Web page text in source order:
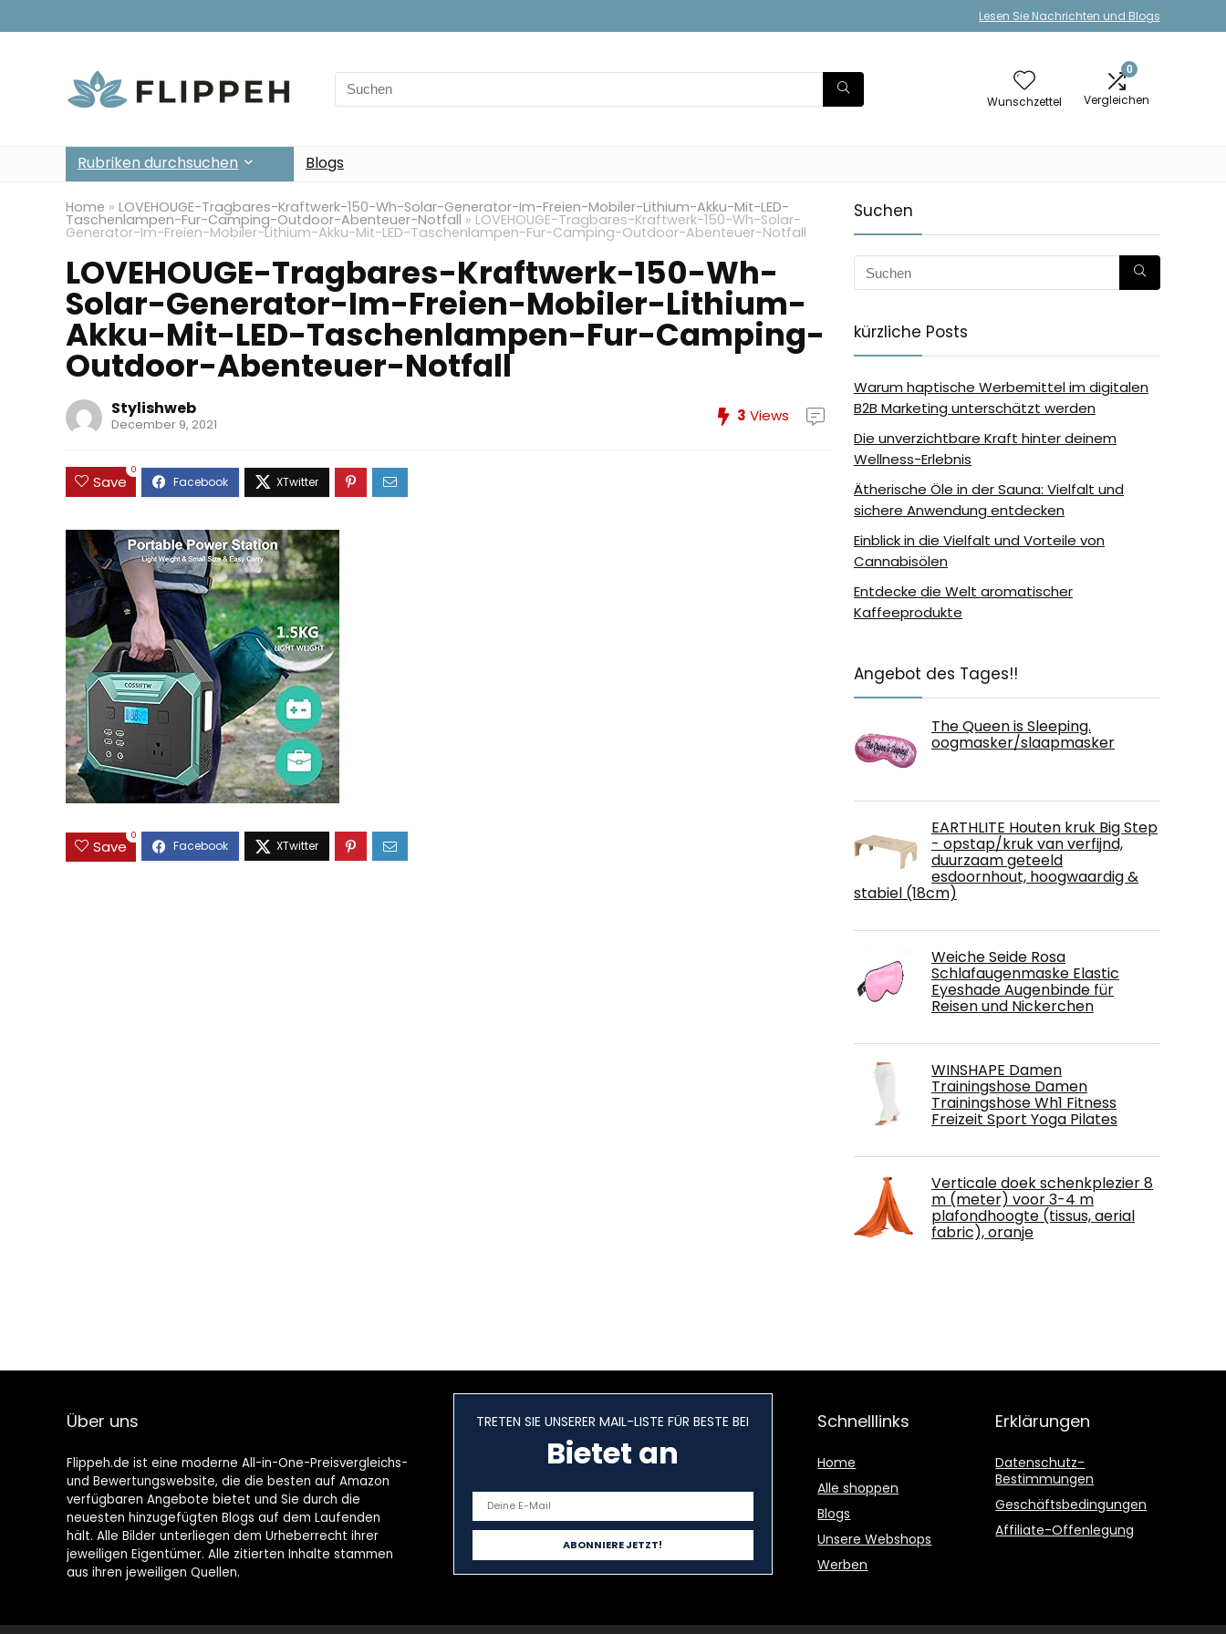
Lesen Sie Nachrichten und Blogs
Search
for:
Wunschzettel
0
Vergleichen
Rubriken durchsuchen Blogs
Home » LOVEHOUGE-Tragbares-Kraftwerk-150-Wh-Solar-Generator-Im-Freien-Mobiler-Lithium-Akku-Mit-LED-
Taschenlampen-Fur-Camping-Outdoor-Abenteuer-Notfall » LOVEHOUGE-Tragbares-Kraftwerk-150-Wh-Solar-
Generator-Im-Freien-Mobiler-Lithium-Akku-Mit-LED-Taschenlampen-Fur-Camping-Outdoor-Abenteuer-Notfall
LOVEHOUGE-Tragbares-Kraftwerk-150-Wh-
Solar-Generator-Im-Freien-Mobiler-Lithium-
Akku-Mit-LED-Taschenlampen-Fur-Camping-
Outdoor-Abenteuer-Notfall
Stylishweb
December 9, 2021 3 Views
Save
0
Save
0
Suchen
kürzliche Posts
Warum haptische Werbemittel im digitalen
B2B Marketing unterschätzt werden
Die unverzichtbare Kraft hinter deinem
Wellness-Erlebnis
Ätherische Öle in der Sauna: Vielfalt und
sichere Anwendung entdecken
Einblick in die Vielfalt und Vorteile von
Cannabisölen
Entdecke die Welt aromatischer
Kaffeeprodukte
Angebot des Tages!!
The Queen is Sleeping.
oogmasker/slaapmasker
EARTHLITE Houten kruk Big Step
- opstap/kruk van verfijnd,
duurzaam geteeld
esdoornhout, hoogwaardig &
stabiel (18cm)
Weiche Seide Rosa
Schlafaugenmaske Elastic
Eyeshade Augenbinde für
Reisen und Nickerchen
WINSHAPE Damen
Trainingshose Damen
Trainingshose Wh1 Fitness
Freizeit Sport Yoga Pilates
Verticale doek schenkplezier 8
m (meter) voor 3-4 m
plafondhoogte (tissus, aerial
fabric), oranje
Über uns
Flippeh.de ist eine moderne All-in-One-Preisvergleichs-
und Bewertungswebsite, die die besten auf Amazon
verfügbaren Angebote bietet und Sie durch die
neuesten hinzugefügten Blogs auf dem Laufenden
hält. Alle Bilder unterliegen dem Urheberrecht ihrer
jeweiligen Eigentümer. Alle zitierten Inhalte stammen
aus ihren jeweiligen Quellen.
TRETEN SIE UNSERER MAIL-LISTE FÜR BESTE BEI
Bietet an
Schnelllinks
Home
Alle shoppen
Blogs
Unsere Webshops
Werben
Erklärungen
Datenschutz-
Bestimmungen
Geschäftsbedingungen
Affiliate-Offenlegung